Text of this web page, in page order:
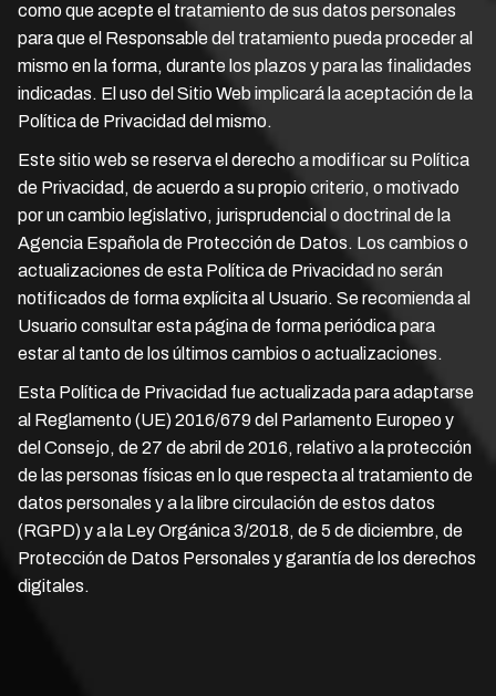
como que acepte el tratamiento de sus datos personales
para que el Responsable del tratamiento pueda proceder al
mismo en la forma, durante los plazos y para las finalidades
indicadas. El uso del Sitio Web implicará la aceptación de la
Política de Privacidad del mismo.
Este sitio web se reserva el derecho a modificar su Política
de Privacidad, de acuerdo a su propio criterio, o motivado
por un cambio legislativo, jurisprudencial o doctrinal de la
Agencia Española de Protección de Datos. Los cambios o
actualizaciones de esta Política de Privacidad no serán
notificados de forma explícita al Usuario. Se recomienda al
Usuario consultar esta página de forma periódica para
estar al tanto de los últimos cambios o actualizaciones.
Esta Política de Privacidad fue actualizada para adaptarse
al Reglamento (UE) 2016/679 del Parlamento Europeo y
del Consejo, de 27 de abril de 2016, relativo a la protección
de las personas físicas en lo que respecta al tratamiento de
datos personales y a la libre circulación de estos datos
(RGPD) y a la Ley Orgánica 3/2018, de 5 de diciembre, de
Protección de Datos Personales y garantía de los derechos
digitales.